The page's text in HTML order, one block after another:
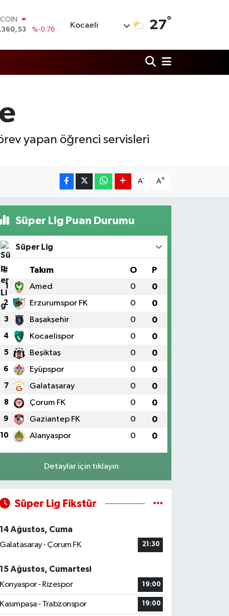
%0.17
%0.01
Kocaeli 27°
yapan öğrenci servisleri
A- A+
Süper Lig Puan Durumu
Süper Lig
# Takım O P
1 Amed 0 0
2 Erzurumspor FK 0 0
3 Başakşehir 0 0
4 Kocaelispor 0 0
5 Beşiktaş 0 0
6 Eyüpspor 0 0
7 Galatasaray 0 0
8 Çorum FK 0 0
9 Gaziantep FK 0 0
10 Alanyaspor 0 0
Detaylar için tıklayın
Süper Lig Fikstür
14 Ağustos, Cuma
Galatasaray - Çorum FK
21:30
15 Ağustos, Cumartesi
Konyaspor - Rizespor
19:00
Kasımpaşa - Trabzonspor 19:00